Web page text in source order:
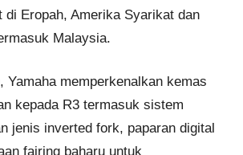
di Eropah, Amerika Syarikat dan
Malaysia.
Yamaha memperkenalkan kemas
kepada R3 termasuk sistem
jenis inverted fork, paparan digital
fairing baharu untuk